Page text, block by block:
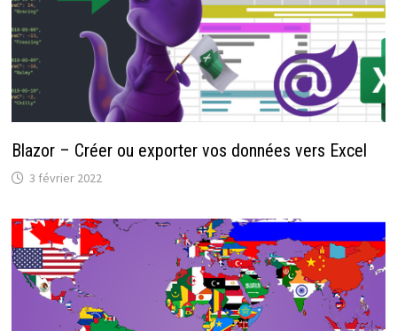
Blazor – Créer ou exporter vos données vers Excel
3 février 2022